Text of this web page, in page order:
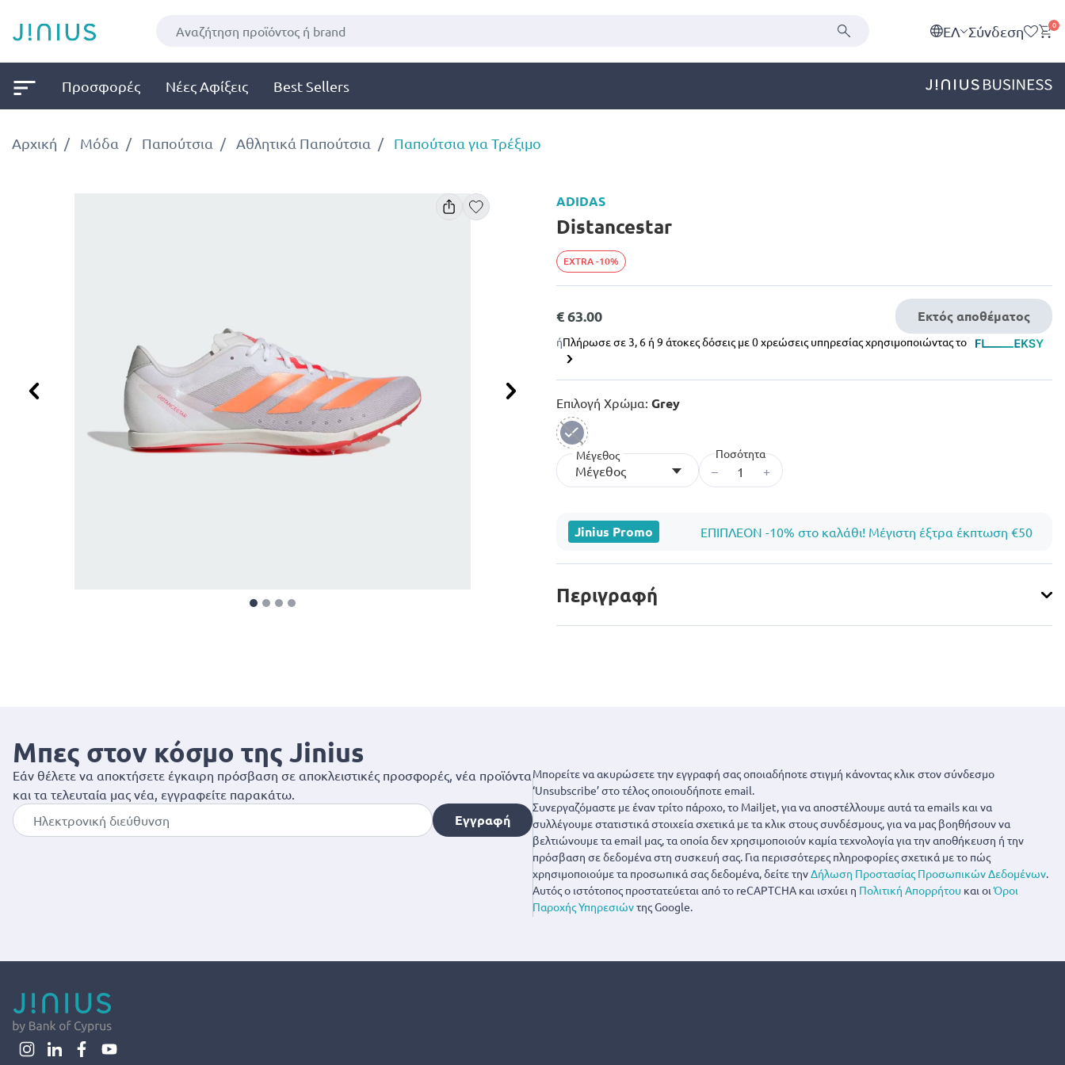
EΛ Σύνδεση 0
Προσφορές Νέες Αφίξεις Best Sellers
Αρχική Μόδα Παπούτσια Αθλητικά Παπούτσια Παπούτσια για Τρέξιμο
Προηγούμενο Επόμενο
ADIDAS
Distancestar
EXTRA -10%
€ 63.00 Εκτός αποθέματος
ήΠλήρωσε σε 3, 6 ή 9 άτοκες δόσεις με 0 χρεώσεις υπηρεσίας χρησιμοποιώντας το
Επιλογή Χρώμα: Grey
selected
Μέγεθος
Μέγεθος
Ποσότητα
– +
Jinius Promo ΕΠΙΠΛΕΟΝ -10% στο καλάθι! Μέγιστη έξτρα έκπτωση €50
Περιγραφή
Μπες στον κόσμο της Jinius
Εάν θέλετε να αποκτήσετε έγκαιρη πρόσβαση σε αποκλειστικές προσφορές, νέα προϊόντα
και τα τελευταία μας νέα, εγγραφείτε παρακάτω.
Εγγραφή
Μπορείτε να ακυρώσετε την εγγραφή σας οποιαδήποτε στιγμή κάνοντας κλικ στον σύνδεσμο
‘Unsubscribe’ στο τέλος οποιουδήποτε email.
Συνεργαζόμαστε με έναν τρίτο πάροχο, το Mailjet, για να αποστέλλουμε αυτά τα emails και να
συλλέγουμε στατιστικά στοιχεία σχετικά με τα κλικ στους συνδέσμους, για να μας βοηθήσουν να
βελτιώνουμε τα email μας, τα οποία δεν χρησιμοποιούν καμία τεχνολογία για την αποθήκευση ή την
πρόσβαση σε δεδομένα στη συσκευή σας. Για περισσότερες πληροφορίες σχετικά με το πώς
χρησιμοποιούμε τα προσωπικά σας δεδομένα, δείτε τηνΔήλωση Προστασίας Προσωπικών Δεδομένων.
Αυτός ο ιστότοπος προστατεύεται από το reCAPTCHA και ισχύει η Πολιτική Απορρήτου και οιΌροι
Παροχής Υπηρεσιώντης Google.